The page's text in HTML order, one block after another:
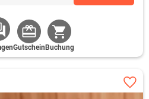
Gutschein Buchung